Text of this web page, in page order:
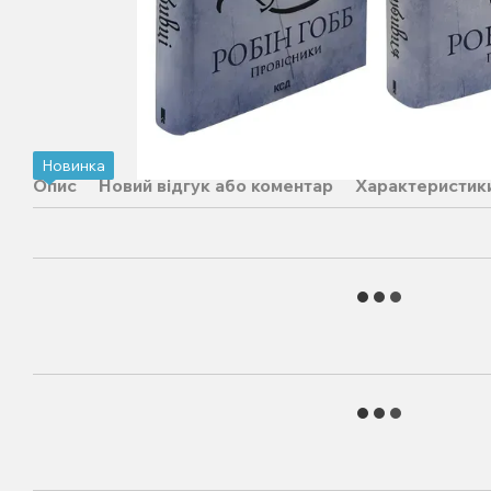
Новинка
Опис Новий відгук або коментар